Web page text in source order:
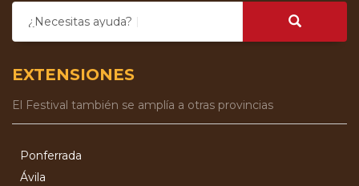
¿Necesitas ayuda?
EXTENSIONES
El Festival también se amplía a otras provincias
Ponferrada
Ávila